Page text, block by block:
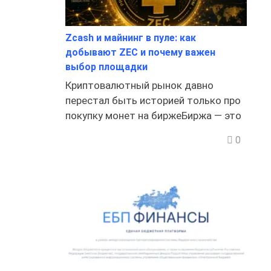
Zcash и майнинг в пуле: как
добывают ZEC и почему важен
выбор площадки
Криптовалютный рынок давно
перестал быть историей только про
покупку монет на биржеБиржа — это
0